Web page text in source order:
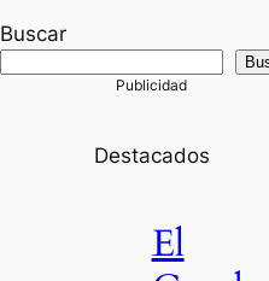
Buscar
Destacados
El